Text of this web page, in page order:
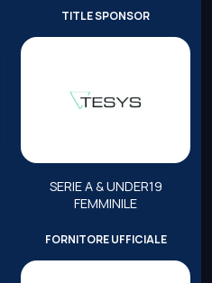
TITLE SPONSOR
SERIE A & UNDER19
FEMMINILE
FORNITORE UFFICIALE